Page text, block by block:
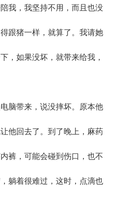
我，我坚持不用，而且也没
跟猪一样，就算了。我请她
，如果没坏，就带来给我，
带来，说没摔坏。原本他
他回去了。到了晚上，麻药
裤，可能会碰到伤口，也不
躺着很难过，这时，点滴也